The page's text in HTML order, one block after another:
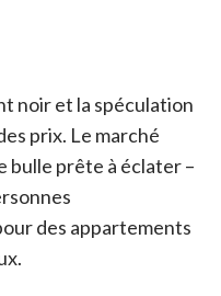
noir et la spéculation
prix. Le marché
bulle prête à éclater –
des appartements